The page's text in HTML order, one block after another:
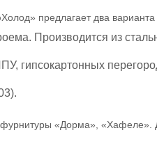
предлагает два
Производится из
гипсокартонных
«Дорма»,